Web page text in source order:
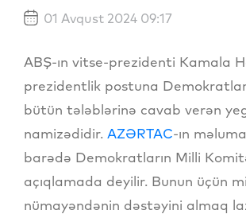
01 Avqust 2024 09:17
ABŞ-ın vitse-prezidenti Kamala
prezidentlik postuna Demokratlar
bütün tələblərinə cavab verən
namizədidir. AZƏRTAC-ın
barədə Demokratların Milli
açıqlamada deyilir. Bunun üçün
nümayəndənin dəstəyini almaq